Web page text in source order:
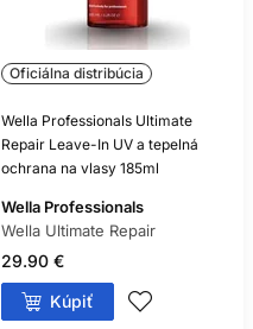
Oficiálna distribúcia
Wella Professionals Ultimate
Repair Leave-In UV a tepelná
ochrana na vlasy 185ml
Wella Professionals
Wella Ultimate Repair
29.90 €
Kúpiť